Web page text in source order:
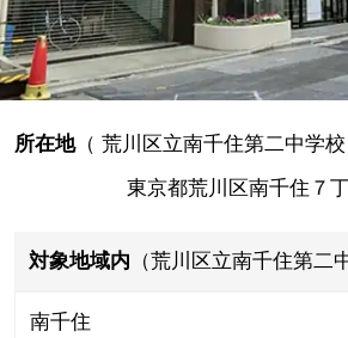
所在地（ 荒川区立南千住第二中学校
東京都荒川区南千住７
対象地域内 （荒川区立南千住第二
南千住